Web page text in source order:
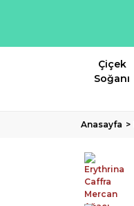
Çiçek
Soğanı
Anasayfa